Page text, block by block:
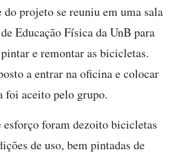
do projeto se reuniu em uma sala
Educação Física da UnB para
e remontar as bicicletas.
a entrar na oficina e colocar
foi aceito pelo grupo.
esforço foram dezoito bicicletas
de uso, bem pintadas de